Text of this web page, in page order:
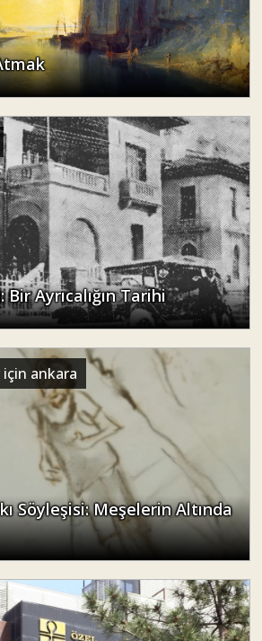
Ayrıcalığın Tarihi
ankara
Söyleşisi: Meşelerin Altında